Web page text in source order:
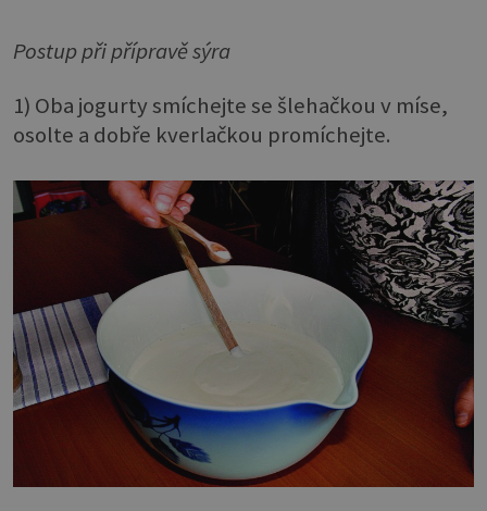
Postup při přípravě sýra
1) Oba jogurty smíchejte se šlehačkou v míse,
osolte a dobře kverlačkou promíchejte.